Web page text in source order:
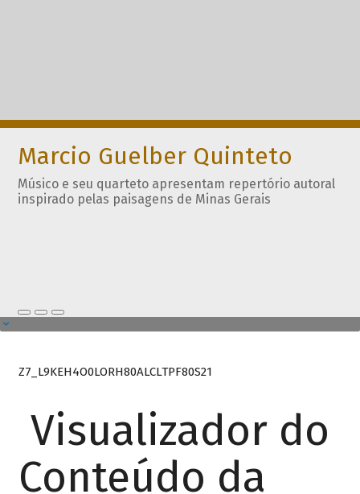
Marcio Guelber Quinteto
Músico e seu quarteto apresentam repertório autoral
inspirado pelas paisagens de Minas Gerais
Z7_L9KEH4O0LORH80ALCLTPF80S21
Visualizador do
Conteúdo da